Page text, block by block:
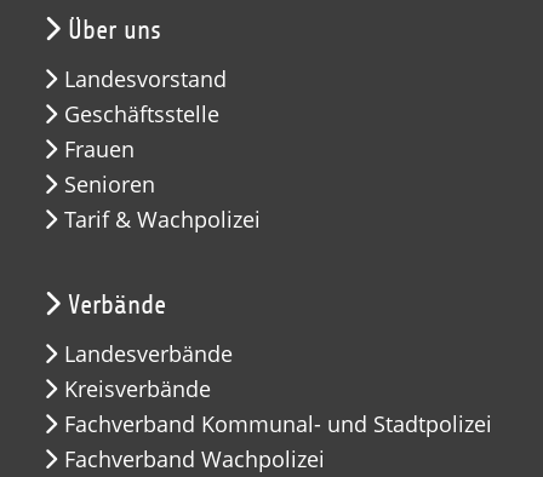
Über uns
Landesvorstand
Geschäftsstelle
Frauen
Senioren
Tarif & Wachpolizei
Verbände
Landesverbände
Kreisverbände
Fachverband Kommunal- und Stadtpolizei
Fachverband Wachpolizei